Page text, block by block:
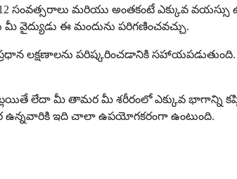
12 సంవత్సరాలు మరియు అంతకంటే ఎక్కువ
వైద్యుడు ఈ మందును పరిగణించవచ్చు.
పరిష్కరించడానికి సహాయపడుతుంది.
లేదా మీ తామర మీ శరీరంలో ఎక్కువ భాగాన్ని
ఉన్నవారికి ఇది చాలా ఉపయోగకరంగా ఉంటుంది.